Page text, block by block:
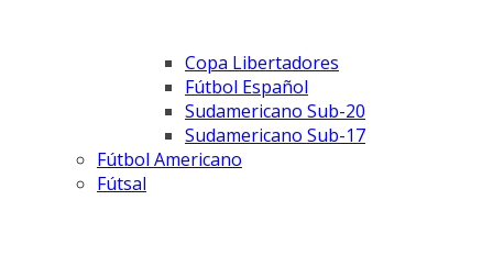
Copa Libertadores
Fútbol Español
Sudamericano Sub-20
Sudamericano Sub-17
Fútbol Americano
Fútsal